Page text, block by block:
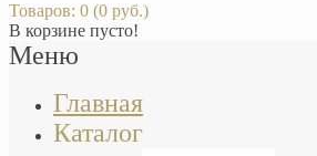
Товаров: 0 (0 руб.)
В корзине пусто!
Меню
Главная
Каталог